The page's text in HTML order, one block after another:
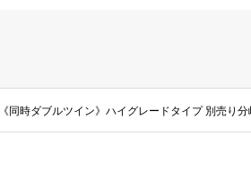
同時ダブルツイン》ハイグレードタイプ 別売り